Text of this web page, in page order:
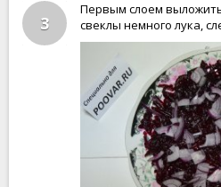
3
Первым слоем
свеклы немного лука,